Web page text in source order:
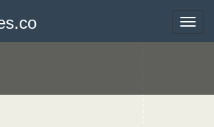
Toggle
Toggle